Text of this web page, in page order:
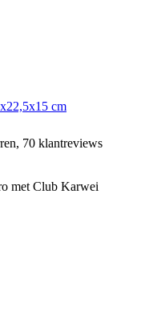
cm
70 klantreviews
met Club Karwei